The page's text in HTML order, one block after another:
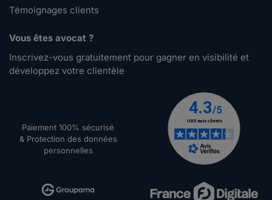
Témoignages clients
Vous êtes avocat ?
Inscrivez-vous gratuitement pour gagner en visibilité et
développez votre clientèle
Paiement 100% sécurisé
& Protection des données
personnelles